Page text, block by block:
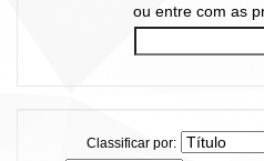
ou entre com as
Classificar por: